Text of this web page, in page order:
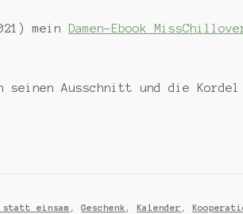
mein
Damen-Ebook
Ausschnitt und die Kordel
statt einsam ,Geschenk ,Kalender ,